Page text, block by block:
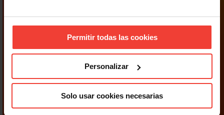
Permitir todas las cookies
Personalizar
Solo usar cookies necesarias